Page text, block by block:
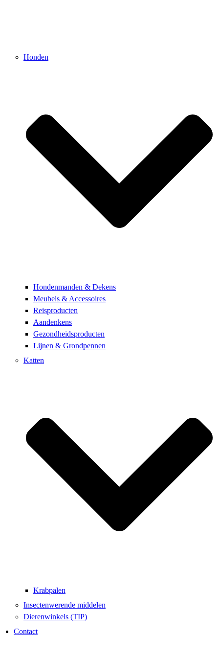
Honden
Hondenmanden & Dekens
Meubels & Accessoires
Reisproducten
Aandenkens
Gezondheidsproducten
Lijnen & Grondpennen
Katten
Krabpalen
Insectenwerende middelen
Dierenwinkels (TIP)
Contact